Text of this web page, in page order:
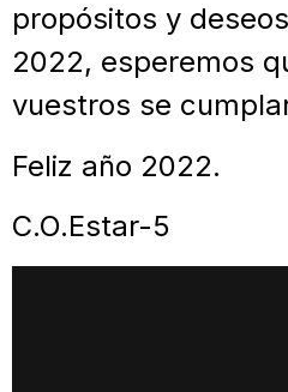
propósitos y
2022, esperemos
vuestros se
Feliz año 2022.
C.O.Estar-5